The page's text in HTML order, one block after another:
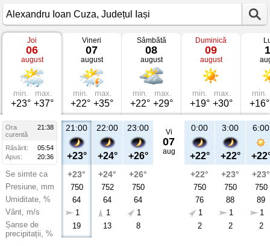
Vremea
Alexandru
Ioan
Cuza
Județul
Iași
Joi
06
august
min.
+23°
max.
+37°
Vineri
07
august
min.
+22°
max.
+35°
Sâmbătă
08
august
min.
+22°
max.
+29°
Duminică
09
august
min.
+19°
max.
+30°
min.
+16°
Ora
21:38
curentă
Răsărit:
05:54
Apus:
20:36
Se simte ca
Presiune, mm
Umiditate, %
Vânt, m/s
Șanse de
precipitații, %
21:00
+23°
+23°
750
64
1
19
22:00
+24°
+24°
752
64
1
13
23:00
+26°
+26°
750
64
1
8
Vi
07
aug
0:00
+22°
+22°
750
76
1
2
3:00
+22°
+23°
750
88
1
2
6:00
+23°
750
89
1
2